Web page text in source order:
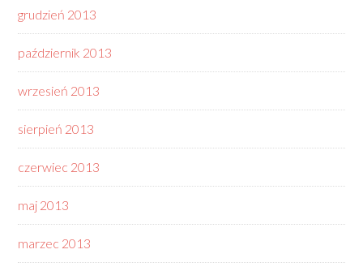
grudzień 2013
październik 2013
wrzesień 2013
sierpień 2013
czerwiec 2013
maj 2013
marzec 2013